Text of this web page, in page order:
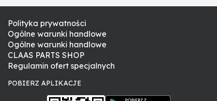
Polityka prywatności
Ogólne warunki handlowe
Ogólne warunki handlowe
CLAAS PARTS SHOP
Regulamin ofert specjalnych
POBIERZ APLIKACJE